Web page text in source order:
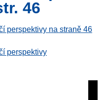
46
perspektivy na straně 46
perspektivy